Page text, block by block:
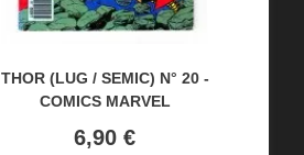
THOR (LUG / SEMIC) N° 20 -
COMICS MARVEL
Prix
6,90 €